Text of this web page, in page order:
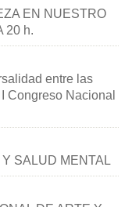
EN NUESTRO
20 h.
entre las
Congreso Nacional
Y SALUD MENTAL